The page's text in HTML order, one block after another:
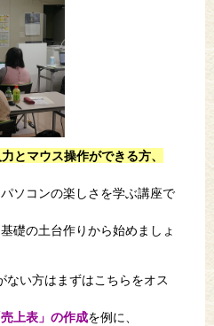
とマウス操作ができる方、
コンの楽しさを学ぶ講座で
の土台作りから始めましょ
い方はまずはこちらをオス
売上表」の作成を例に、